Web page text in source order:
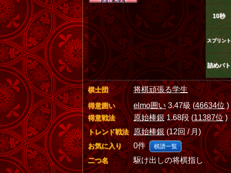
10秒
スプリント
詰めバト
棋士団 将棋頑張る学生
得意囲い elmo囲い3.47級 (46634位)
得意戦法 原始棒銀1.68段 (11387位)
トレンド戦法 原始棒銀(12回 / 月)
お気に入り 0件 棋譜一覧
二つ名 駆け出しの将棋指し